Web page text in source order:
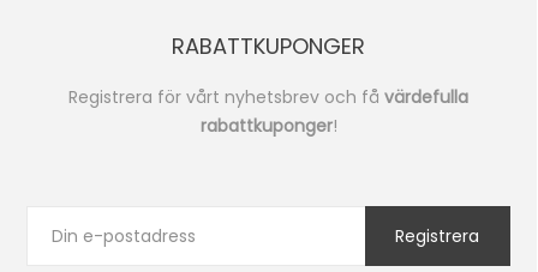
RABATTKUPONGER
Registrera för vårt nyhetsbrev och få värdefulla
rabattkuponger!